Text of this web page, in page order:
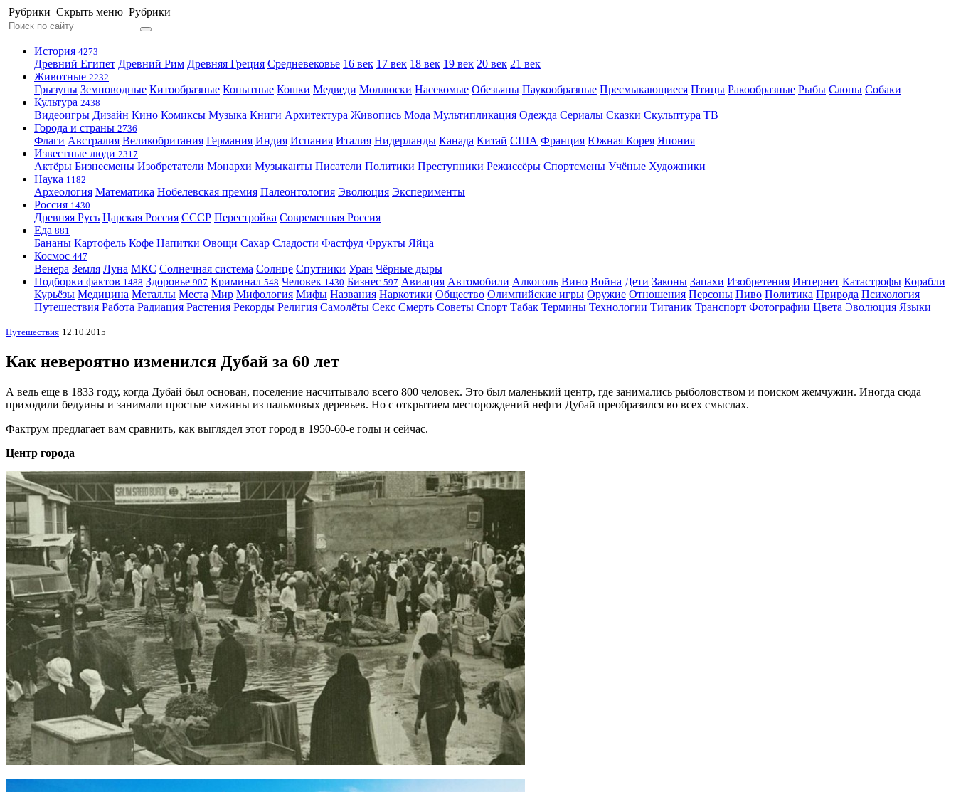
Рубрики Скрыть меню Рубрики
История 4273
Древний Египет Древний Рим Древняя Греция Средневековье 16 век 17 век 18 век 19 век 20 век 21 век
Животные 2232
Грызуны Земноводные Китообразные Копытные Кошки Медведи Моллюски Насекомые Обезьяны Паукообразные Пресмыкающиеся Птицы Ракообразные Рыбы Слоны Собаки
Культура 2438
Видеоигры Дизайн Кино Комиксы Музыка Книги Архитектура Живопись Мода Мультипликация Одежда Сериалы Сказки Скульптура ТВ
Города и страны 2736
Флаги Австралия Великобритания Германия Индия Испания Италия Нидерланды Канада Китай США Франция Южная Корея Япония
Известные люди 2317
Актёры Бизнесмены Изобретатели Монархи Музыканты Писатели Политики Преступники Режиссёры Спортсмены Учёные Художники
Наука 1182
Археология Математика Нобелевская премия Палеонтология Эволюция Эксперименты
Россия 1430
Древняя Русь Царская Россия СССР Перестройка Современная Россия
Еда 881
Бананы Картофель Кофе Напитки Овощи Сахар Сладости Фастфуд Фрукты Яйца
Космос 447
Венера Земля Луна МКС Солнечная система Солнце Спутники Уран Чёрные дыры
Подборки фактов 1488 Здоровье 907 Криминал 548 Человек 1430 Бизнес 597 Авиация Автомобили Алкоголь Вино Война Дети Законы Запахи Изобретения Интернет Катастрофы Корабли
Курьёзы Медицина Металлы Места Мир Мифология Мифы Названия Наркотики Общество Олимпийские игры Оружие Отношения Персоны Пиво Политика Природа Психология
Путешествия Работа Радиация Растения Рекорды Религия Самолёты Секс Смерть Советы Спорт Табак Термины Технологии Титаник Транспорт Фотографии Цвета Эволюция Языки
Путешествия 12.10.2015
Как невероятно изменился Дубай за 60 лет
А ведь еще в 1833 году, когда Дубай был основан, поселение насчитывало всего 800 человек. Это был маленький центр, где занимались рыболовством и поиском жемчужин. Иногда сюда
приходили бедуины и занимали простые хижины из пальмовых деревьев. Но с открытием месторождений нефти Дубай преобразился во всех смыслах.
Фактрум предлагает вам сравнить, как выглядел этот город в 1950-60-е годы и сейчас.
Центр города